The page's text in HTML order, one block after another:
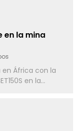
en la mina
en África con la
en la...